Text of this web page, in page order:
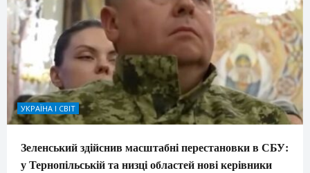
УКРАЇНА І СВІТ
Зеленський здійснив масштабні перестановки в СБУ:
у Тернопільській та низці областей нові керівники